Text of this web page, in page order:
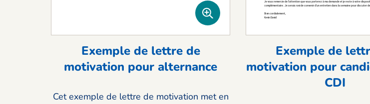
Exemple de lettre de
motivation pour alternance
Cet exemple de lettre de motivation met en
Exemple de
motivation pour
CDI